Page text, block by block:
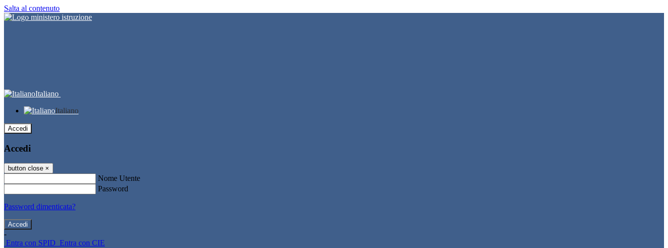
Salta al contenuto
Italiano
Italiano
Accedi
Accedi
button close ×
Nome Utente
Password
Password dimenticata?
-
Entra con SPID Entra con CIE